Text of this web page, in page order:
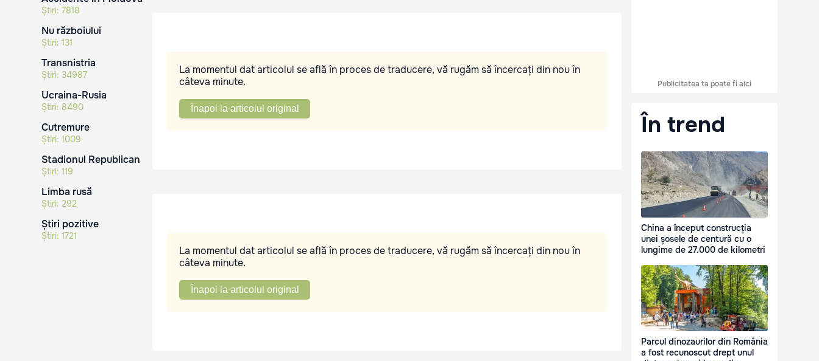
Știri: 7818
Nu războiului
Știri: 131
Transnistria
Știri: 34987
Ucraina-Rusia
Știri: 8490
Cutremure
Știri: 1009
Stadionul Republican
Știri: 119
Limba rusă
Știri: 292
Știri pozitive
Știri: 1721
La momentul dat articolul se află în proces de traducere, vă rugăm să încercați din nou în
câteva minute.
Înapoi la articolul original
La momentul dat articolul se află în proces de traducere, vă rugăm să încercați din nou în
câteva minute.
Înapoi la articolul original
Publicitatea ta poate fi aici
În trend
China a început construcția
unei șosele de centură cu o
lungime de 27.000 de kilometri
Parcul dinozaurilor din România
a fost recunoscut drept unul